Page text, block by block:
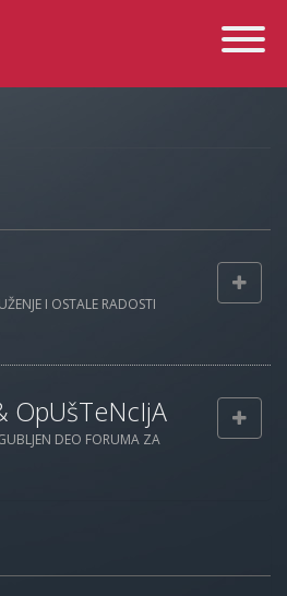
Toggle
I OSTALE RADOSTI
OpUšTeNcIjA
DEO FORUMA ZA